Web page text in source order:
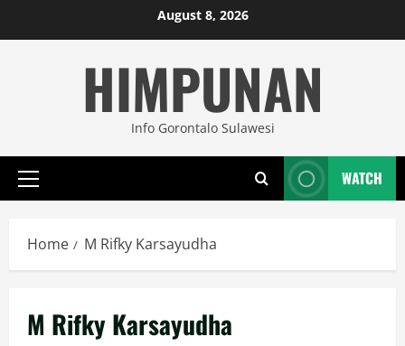
to
August 8, 2026
HIMPUNAN
Info Gorontalo Sulawesi
Primary
WATCH
Home M Rifky Karsayudha
M Rifky Karsayudha